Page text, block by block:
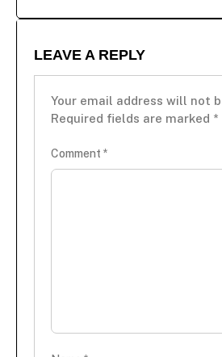
LEAVE A REPLY
Your email address will not
Required fields are marked *
Comment *